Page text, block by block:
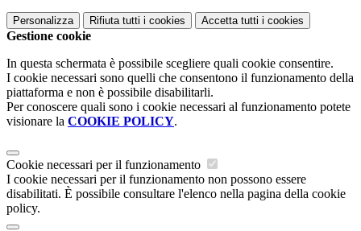
Personalizza Rifiuta tutti i cookies Accetta tutti i cookies
Gestione cookie
In questa schermata è possibile scegliere quali cookie consentire.
I cookie necessari sono quelli che consentono il funzionamento della
piattaforma e non è possibile disabilitarli.
Per conoscere quali sono i cookie necessari al funzionamento potete
visionare la COOKIE POLICY.
Cookie necessari per il funzionamento
I cookie necessari per il funzionamento non possono essere
disabilitati. È possibile consultare l'elenco nella pagina della cookie
policy.